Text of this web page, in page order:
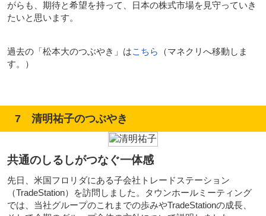
がらも、期待と希望を持って、日本の株式市場を見守っていき
たいと思います。
過去の「松本大のつぶやき」はこちら （マネクリへ移動しま
す。）
7 清明祐子のつぶやき
共通のしるしがつなぐ一体感
先日、米国フロリダにある子会社トレードステーション
（TradeStation）を訪問しました。タウンホールミーティング
では、当社グループのこれまでの歩みやTradeStationの成長、